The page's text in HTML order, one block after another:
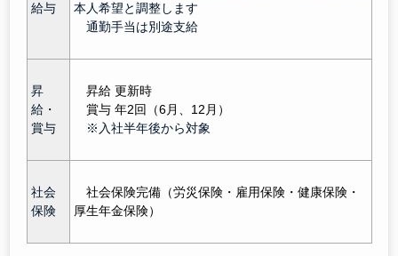
給与
本人希望と調整します
通勤手当は別途支給
昇
給・
賞与
昇給 更新時
賞与 年2回（6月、12月）
※入社半年後から対象
社会
保険
社会保険完備（労災保険・雇用保険・健康保険・
厚生年金保険）